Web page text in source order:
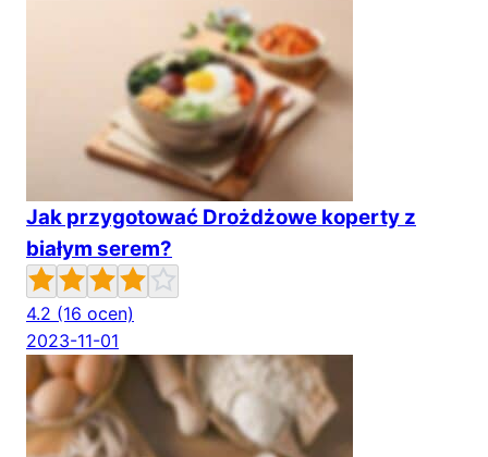
Jak przygotować Drożdżowe koperty z
białym serem?
4.2 (16 ocen)
2023-11-01